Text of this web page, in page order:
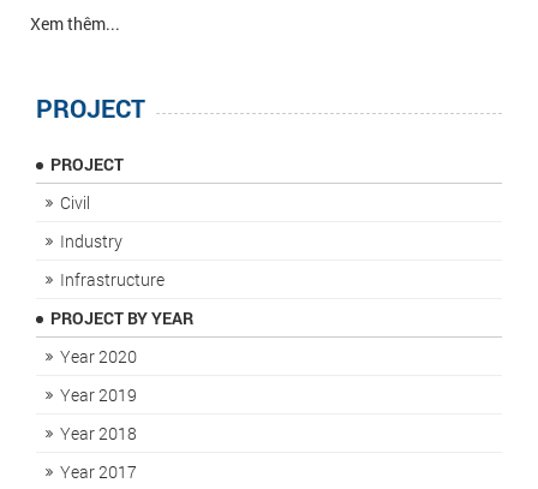
Xem thêm...
PROJECT
PROJECT
Civil
Industry
Infrastructure
PROJECT BY YEAR
Year 2020
Year 2019
Year 2018
Year 2017